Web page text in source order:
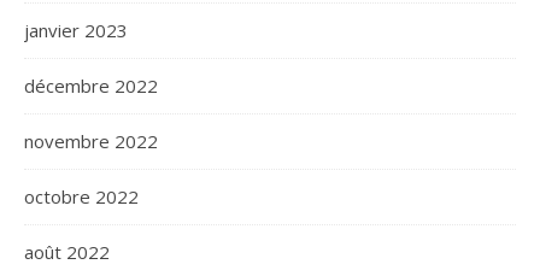
janvier 2023
décembre 2022
novembre 2022
octobre 2022
août 2022